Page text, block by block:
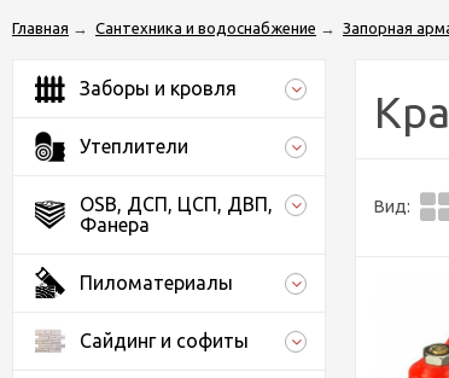
Главная → Сантехника и водоснабжение → Запорная
Заборы и кровля
Утеплители
OSB, ДСП, ЦСП, ДВП,
Фанера
Пиломатериалы
Сайдинг и софиты
Вид: